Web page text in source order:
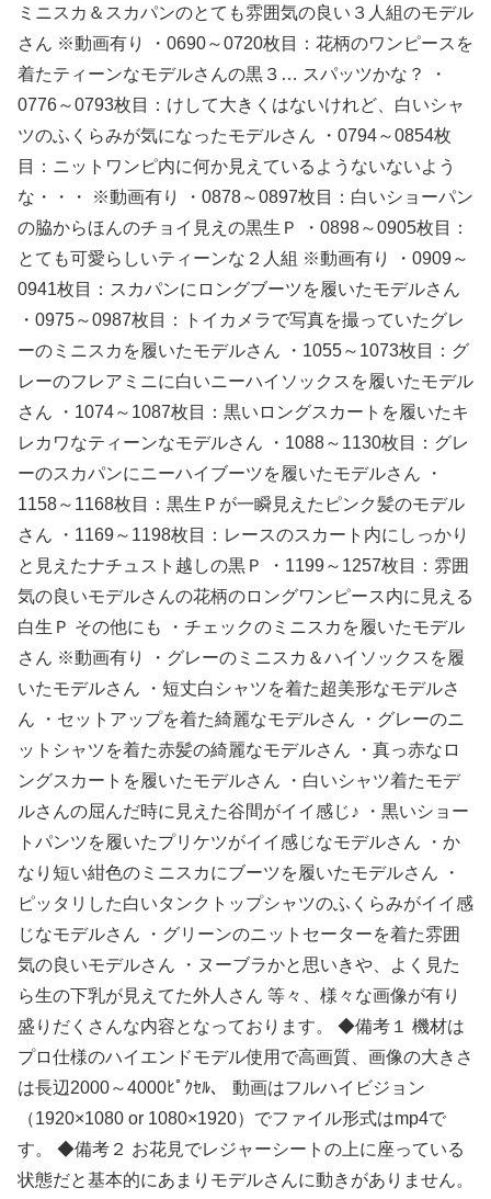
ミニスカ＆スカパンのとても雰囲気の良い３人組のモデル
さん ※動画有り ・0690～0720枚目：花柄のワンピースを
着たティーンなモデルさんの黒３… スパッツかな？ ・
0776～0793枚目：けして大きくはないけれど、白いシャ
ツのふくらみが気になったモデルさん ・0794～0854枚
目：ニットワンピ内に何か見えているようないないよう
な・・・ ※動画有り ・0878～0897枚目：白いショーパン
の脇からほんのチョイ見えの黒生Ｐ ・0898～0905枚目：
とても可愛らしいティーンな２人組 ※動画有り ・0909～
0941枚目：スカパンにロングブーツを履いたモデルさん
・0975～0987枚目：トイカメラで写真を撮っていたグレ
ーのミニスカを履いたモデルさん ・1055～1073枚目：グ
レーのフレアミニに白いニーハイソックスを履いたモデル
さん ・1074～1087枚目：黒いロングスカートを履いたキ
レカワなティーンなモデルさん ・1088～1130枚目：グレ
ーのスカパンにニーハイブーツを履いたモデルさん ・
1158～1168枚目：黒生Ｐが一瞬見えたピンク髪のモデル
さん ・1169～1198枚目：レースのスカート内にしっかり
と見えたナチュスト越しの黒Ｐ ・1199～1257枚目：雰囲
気の良いモデルさんの花柄のロングワンピース内に見える
白生Ｐ その他にも ・チェックのミニスカを履いたモデル
さん ※動画有り ・グレーのミニスカ＆ハイソックスを履
いたモデルさん ・短丈白シャツを着た超美形なモデルさ
ん ・セットアップを着た綺麗なモデルさん ・グレーのニ
ットシャツを着た赤髪の綺麗なモデルさん ・真っ赤なロ
ングスカートを履いたモデルさん ・白いシャツ着たモデ
ルさんの屈んだ時に見えた谷間がイイ感じ♪ ・黒いショー
トパンツを履いたプリケツがイイ感じなモデルさん ・か
なり短い紺色のミニスカにブーツを履いたモデルさん ・
ピッタリした白いタンクトップシャツのふくらみがイイ感
じなモデルさん ・グリーンのニットセーターを着た雰囲
気の良いモデルさん ・ヌーブラかと思いきや、よく見た
ら生の下乳が見えてた外人さん 等々、様々な画像が有り
盛りだくさんな内容となっております。 ◆備考１ 機材は
プロ仕様のハイエンドモデル使用で高画質、画像の大きさ
は長辺2000～4000ﾋﾟｸｾﾙ、 動画はフルハイビジョン
（1920×1080 or 1080×1920）でファイル形式はmp4で
す。 ◆備考２ お花見でレジャーシートの上に座っている
状態だと基本的にあまりモデルさんに動きがありません。